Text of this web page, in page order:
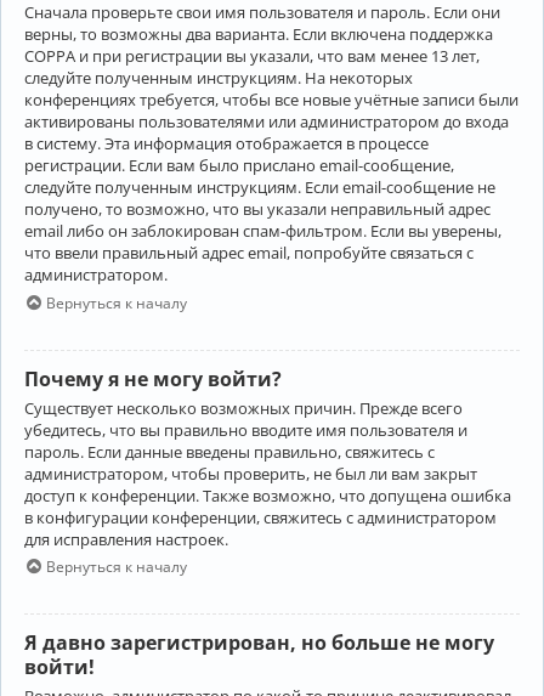
Сначала проверьте свои имя пользователя и пароль. Если они
верны, то возможны два варианта. Если включена поддержка
COPPA и при регистрации вы указали, что вам менее 13 лет,
следуйте полученным инструкциям. На некоторых
конференциях требуется, чтобы все новые учётные записи были
активированы пользователями или администратором до входа
в систему. Эта информация отображается в процессе
регистрации. Если вам было прислано email-сообщение,
следуйте полученным инструкциям. Если email-сообщение не
получено, то возможно, что вы указали неправильный адрес
email либо он заблокирован спам-фильтром. Если вы уверены,
что ввели правильный адрес email, попробуйте связаться с
администратором.
Вернуться к началу
Почему я не могу войти?
Существует несколько возможных причин. Прежде всего
убедитесь, что вы правильно вводите имя пользователя и
пароль. Если данные введены правильно, свяжитесь с
администратором, чтобы проверить, не был ли вам закрыт
доступ к конференции. Также возможно, что допущена ошибка
в конфигурации конференции, свяжитесь с администратором
для исправления настроек.
Вернуться к началу
Я давно зарегистрирован, но больше не могу
войти!